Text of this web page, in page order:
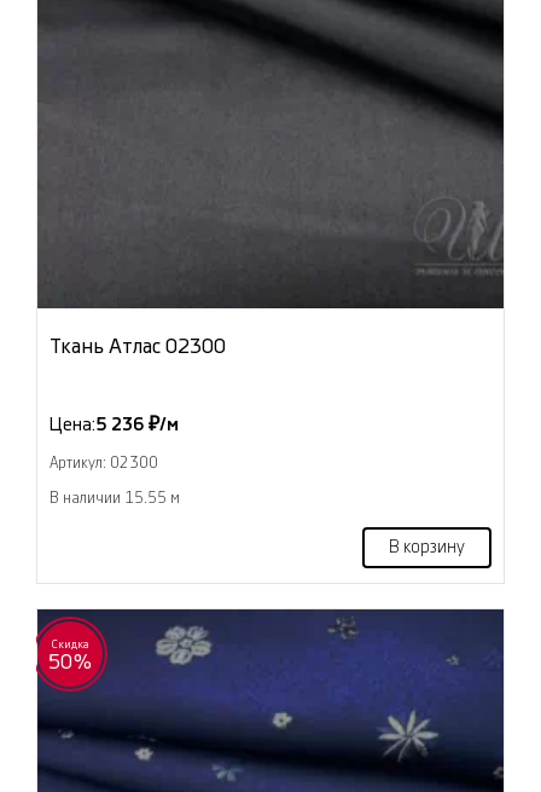
Ткань Атлас 02300
Цена:5 236 ₽/м
Артикул: 02300
В наличии 15.55 м
В корзину
Скидка
50%